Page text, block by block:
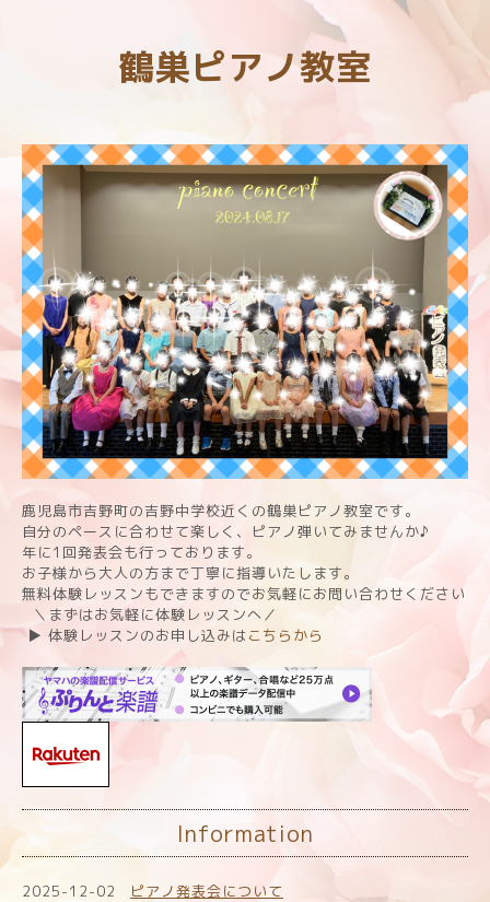
鶴巣ピアノ教室
鹿児島市吉野町の吉野中学校近くの鶴巣ピアノ教室です。
自分のペースに合わせて楽しく、ピアノ弾いてみませんか♪
年に1回発表会も行っております。
お子様から大人の方まで丁寧に指導いたします。
無料体験レッスンもできますのでお気軽にお問い合わせください
＼まずはお気軽に体験レッスンへ／
▶︎ 体験レッスンのお申し込みはこちらから
Information
2025-12-02
ピアノ発表会について